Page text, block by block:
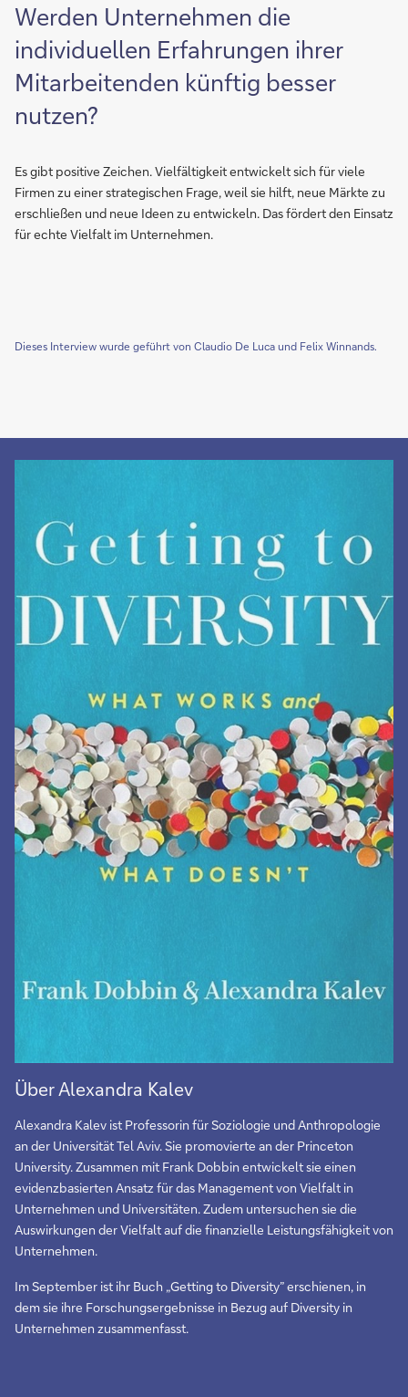
Werden Unternehmen die
individuellen Erfahrungen ihrer
Mitarbeitenden künftig besser
nutzen?
Es gibt positive Zeichen. Vielfältigkeit entwickelt sich für viele
Firmen zu einer strategischen Frage, weil sie hilft, neue Märkte zu
erschließen und neue Ideen zu entwickeln. Das fördert den Einsatz
für echte Vielfalt im Unternehmen.
Dieses Interview wurde geführt von Claudio De Luca und Felix Winnands.
Über Alexandra Kalev
Alexandra Kalev ist Professorin für Soziologie und Anthropologie
an der Universität Tel Aviv. Sie promovierte an der Princeton
University. Zusammen mit Frank Dobbin entwickelt sie einen
evidenzbasierten Ansatz für das Management von Vielfalt in
Unternehmen und Universitäten. Zudem untersuchen sie die
Auswirkungen der Vielfalt auf die finanzielle Leistungsfähigkeit von
Unternehmen.
Im September ist ihr Buch „Getting to Diversity” erschienen, in
dem sie ihre Forschungsergebnisse in Bezug auf Diversity in
Unternehmen zusammenfasst.